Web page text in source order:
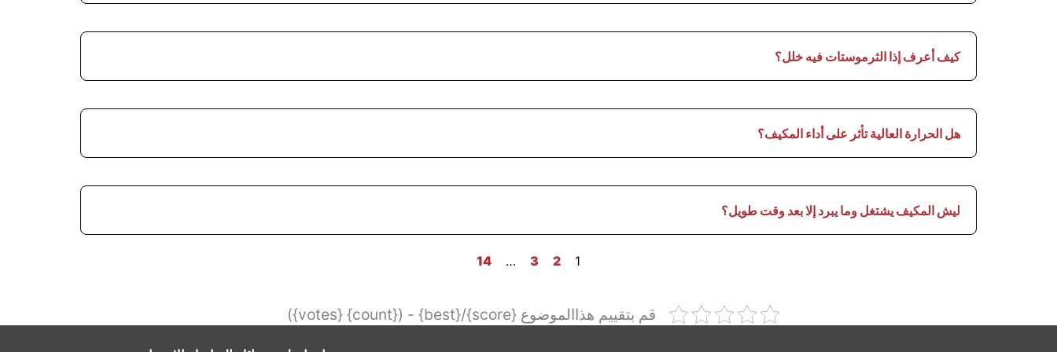
كيف أعرف إذا الثرموستات فيه خلل؟
هل الحرارة العالية تأثر على أداء المكيف؟
ليش المكيف يشتغل وما يبرد إلا بعد وقت طويل؟
1
2
3
…
14
قم بتقييم هذاالموضوع {score}/{best} - ({count} {votes})